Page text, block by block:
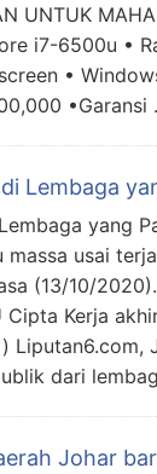
UNTUK
i7-6500u •
•
•Garansi
Lembaga
yang
massa usai
(13/10/
Cipta Kerja
Liputan6.com,
dari
Johar